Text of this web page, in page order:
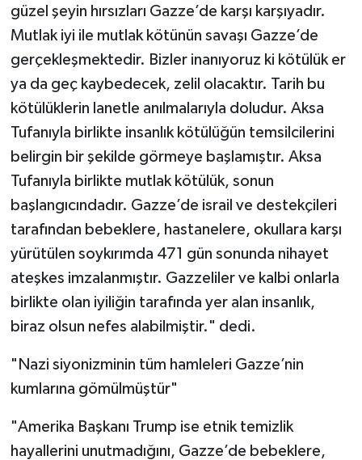
güzel şeyin hırsızları Gazze’de karşı karşıyadır.
Mutlak iyi ile mutlak kötünün savaşı Gazze’de
gerçekleşmektedir. Bizler inanıyoruz ki kötülük er
ya da geç kaybedecek, zelil olacaktır. Tarih bu
kötülüklerin lanetle anılmalarıyla doludur. Aksa
Tufanıyla birlikte insanlık kötülüğün temsilcilerini
belirgin bir şekilde görmeye başlamıştır. Aksa
Tufanıyla birlikte mutlak kötülük, sonun
başlangıcındadır. Gazze’de israil ve destekçileri
tarafından bebeklere, hastanelere, okullara karşı
yürütülen soykırımda 471 gün sonunda nihayet
ateşkes imzalanmıştır. Gazzeliler ve kalbi onlarla
birlikte olan iyiliğin tarafında yer alan insanlık,
biraz olsun nefes alabilmiştir." dedi.
"Nazi siyonizminin tüm hamleleri Gazze’nin
kumlarına gömülmüştür"
"Amerika Başkanı Trump ise etnik temizlik
hayallerini unutmadığını, Gazze’de bebeklere,